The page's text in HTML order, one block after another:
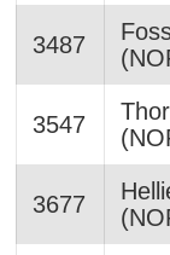
3487
3547
3677